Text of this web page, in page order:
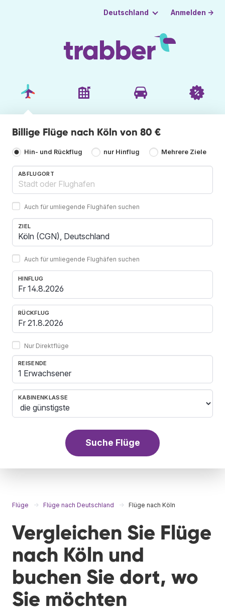
Deutschland Anmelden →
Billige Flüge nach Köln von 80 €
Hin- und Rückflug nur Hinflug Mehrere Ziele
ABFLUGORT
Auch für umliegende Flughäfen suchen
ZIEL
Auch für umliegende Flughäfen suchen
HINFLUG
RÜCKFLUG
Nur Direktflüge
REISENDE
1 Erwachsener
KABINENKLASSE
Suche Flüge
Flüge Flüge nach Deutschland Flüge nach Köln
Vergleichen Sie Flüge
nach Köln und
buchen Sie dort, wo
Sie möchten